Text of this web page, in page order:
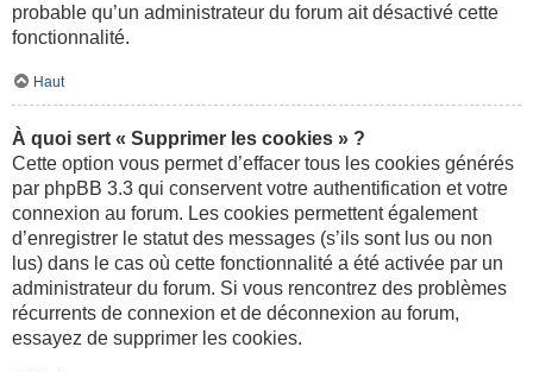
probable qu’un administrateur du forum ait désactivé cette
fonctionnalité.
Haut
À quoi sert « Supprimer les cookies » ?
Cette option vous permet d’effacer tous les cookies générés
par phpBB 3.3 qui conservent votre authentification et votre
connexion au forum. Les cookies permettent également
d’enregistrer le statut des messages (s’ils sont lus ou non
lus) dans le cas où cette fonctionnalité a été activée par un
administrateur du forum. Si vous rencontrez des problèmes
récurrents de connexion et de déconnexion au forum,
essayez de supprimer les cookies.